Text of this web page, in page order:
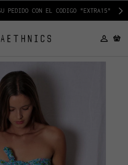
PEDIDO CON EL CODIGO "EXTRA15"